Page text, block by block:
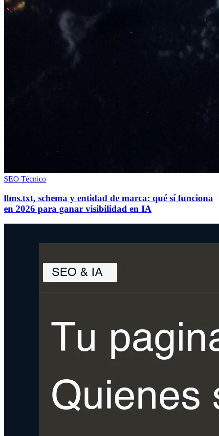
SEO Técnico
llms.txt, schema y entidad de marca: qué sí funciona
en 2026 para ganar visibilidad en IA